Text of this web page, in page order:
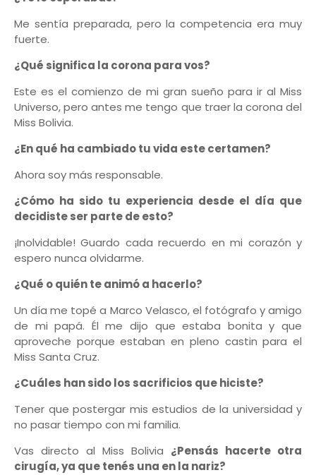
Me sentía preparada, pero la competencia era muy
fuerte.
¿Qué significa la corona para vos?
Este es el comienzo de mi gran sueño para ir al Miss
Universo, pero antes me tengo que traer la corona del
Miss Bolivia.
¿En qué ha cambiado tu vida este certamen?
Ahora soy más responsable.
¿Cómo ha sido tu experiencia desde el día que
decidiste ser parte de esto?
¡Inolvidable! Guardo cada recuerdo en mi corazón y
espero nunca olvidarme.
¿Qué o quién te animó a hacerlo?
Un día me topé a Marco Velasco, el fotógrafo y amigo
de mi papá. Él me dijo que estaba bonita y que
aproveche porque estaban en pleno castin para el
Miss Santa Cruz.
¿Cuáles han sido los sacrificios que hiciste?
Tener que postergar mis estudios de la universidad y
no pasar tiempo con mi familia.
Vas directo al Miss Bolivia ¿Pensás hacerte otra
cirugía, ya que tenés una en la nariz?